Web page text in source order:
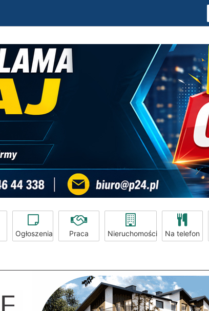
Ogłoszenia Praca Nieruchomości Na telefon